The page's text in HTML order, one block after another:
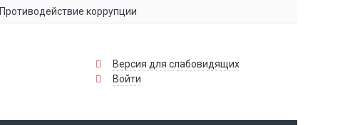
Противодействие коррупции
Версия для слабовидящих
Войти